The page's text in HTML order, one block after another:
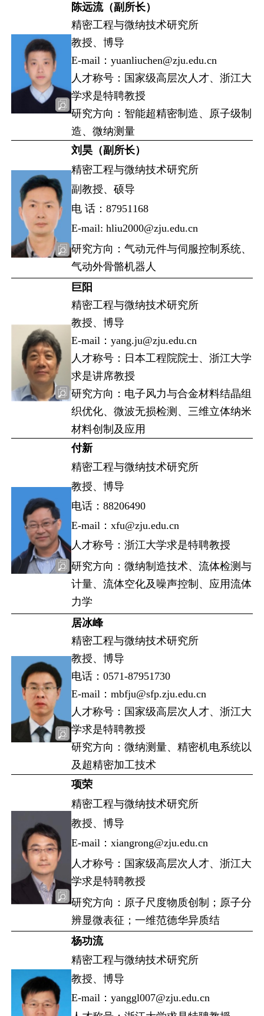
陈远流（副所长）
精密工程与微纳技术研究所
教授、博导
E-mail：yuanliuchen@zju.edu.cn
人才称号：国家级高层次人才、浙江大
学求是特聘教授
研究方向：智能超精密制造、原子级制
造、微纳测量
刘昊（副所长）
精密工程与微纳技术研究所
副教授、硕导
电 话：87951168
E-mail: hliu2000@zju.edu.cn
研究方向：气动元件与伺服控制系统、
气动外骨骼机器人
巨阳
精密工程与微纳技术研究所
教授、博导
E-mail：yang.ju@zju.edu.cn
人才称号：日本工程院院士、浙江大学
求是讲席教授
研究方向：电子风力与合金材料结晶组
织优化、微波无损检测、三维立体纳米
材料创制及应用
付新
精密工程与微纳技术研究所
教授、博导
电话：88206490
E-mail：xfu@zju.edu.cn
人才称号：浙江大学求是特聘教授
研究方向：微纳制造技术、流体检测与
计量、流体空化及噪声控制、应用流体
力学
居冰峰
精密工程与微纳技术研究所
教授、博导
电话：0571-87951730
E-mail：mbfju@sfp.zju.edu.cn
人才称号：国家级高层次人才、浙江大
学求是特聘教授
研究方向：微纳测量、精密机电系统以
及超精密加工技术
项荣
精密工程与微纳技术研究所
教授、博导
E-mail：xiangrong@zju.edu.cn
人才称号：国家级高层次人才、浙江大
学求是特聘教授
研究方向：原子尺度物质创制；原子分
辨显微表征；一维范德华异质结
杨功流
精密工程与微纳技术研究所
教授、博导
E-mail：yanggl007@zju.edu.cn